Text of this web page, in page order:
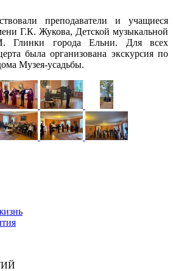
преподаватели и учащиеся
Г.К. Жукова, Детской музыкальной
города Ельни. Для всех
была организована экскурсия по
Музея-усадьбы.